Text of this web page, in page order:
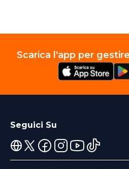
Scarica l'app per
Seguici Su